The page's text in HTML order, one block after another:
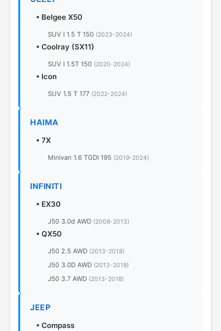
• Belgee X50
SUV I 1.5 T 150 (2023-2024)
• Coolray (SX11)
SUV I 1.5T 150 (2020-2024)
• Icon
SUV 1.5 T 177 (2022-2024)
HAIMA
• 7X
Minivan 1.6 TGDI 195 (2019-2024)
INFINITI
• EX30
J50 3.0d AWD (2008-2013)
• QX50
J50 2.5 AWD (2013-2018)
J50 3.0D AWD (2013-2018)
J50 3.7 AWD (2013-2018)
JEEP
• Compass